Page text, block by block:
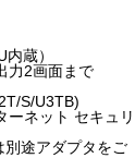
蔵）
力2画面まで
S/U3TB)
ーネット セキュリ
途アダプタをご